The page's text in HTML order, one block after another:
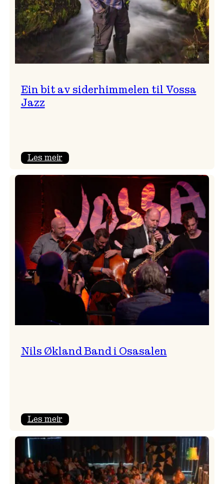
Ein bit av siderhimmelen til Vossa
Jazz
Les meir:
siderhimmelen
til
Vossa
Jazz
Nils Økland Band i Osasalen
Les meir:
Band
Osasalen